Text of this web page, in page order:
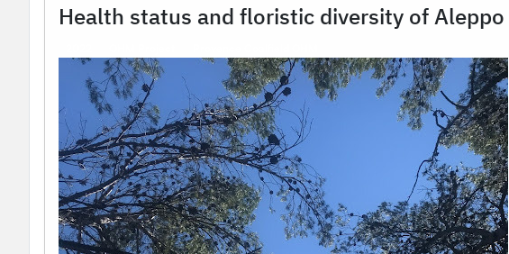
Health status and floristic diversity of